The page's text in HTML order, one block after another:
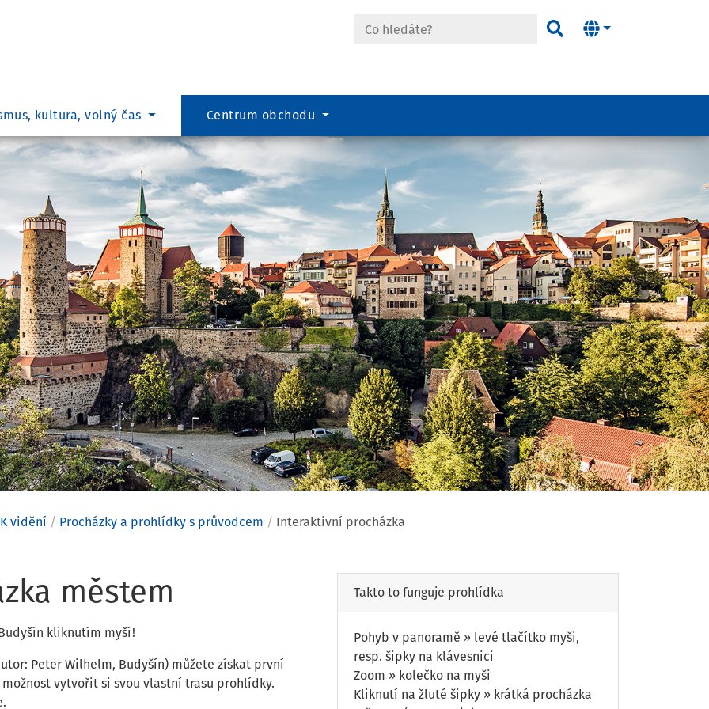
Hledat
kultura, volný čas Centrum obchodu
K vidění Procházky a prohlídky s průvodcem Interaktivní procházka
procházka
městem
kliknutím myší!
Peter Wilhelm, Budyšín) můžete získat první
vytvořit si svou vlastní trasu prohlídky.
Takto to funguje prohlídka
Pohyb v panoramě » levé tlačítko myši,
resp. šipky na klávesnici
Zoom » kolečko na myši
Kliknutí na žluté šipky » krátká procházka